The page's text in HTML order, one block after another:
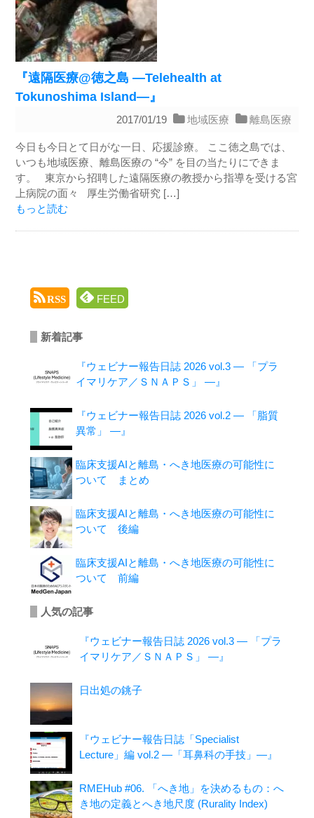
『遠隔医療@徳之島 ―Telehealth at
Tokunoshima Island―』
2017/01/19 地域医療 離島医療
今日も今日とて日がな一日、応援診療。 ここ徳之島では、
いつも地域医療、離島医療の “今” を目の当たりにできま
す。 東京から招聘した遠隔医療の教授から指導を受ける宮
上病院の面々 厚生労働省研究 […]
もっと読む
RSS FEED
新着記事
『ウェビナー報告日誌 2026 vol.3 ― 「プラ
イマリケア／ＳＮＡＰＳ」 ―』
『ウェビナー報告日誌 2026 vol.2 ― 「脂質
異常」 ―』
臨床支援AIと離島・へき地医療の可能性に
ついて まとめ
臨床支援AIと離島・へき地医療の可能性に
ついて 後編
臨床支援AIと離島・へき地医療の可能性に
ついて 前編
人気の記事
『ウェビナー報告日誌 2026 vol.3 ― 「プラ
イマリケア／ＳＮＡＰＳ」 ―』
日出処の銚子
『ウェビナー報告日誌「Specialist
Lecture」編 vol.2 ―「耳鼻科の手技」―』
RMEHub #06. 「へき地」を決めるもの：へ
き地の定義とへき地尺度 (Rurality Index)